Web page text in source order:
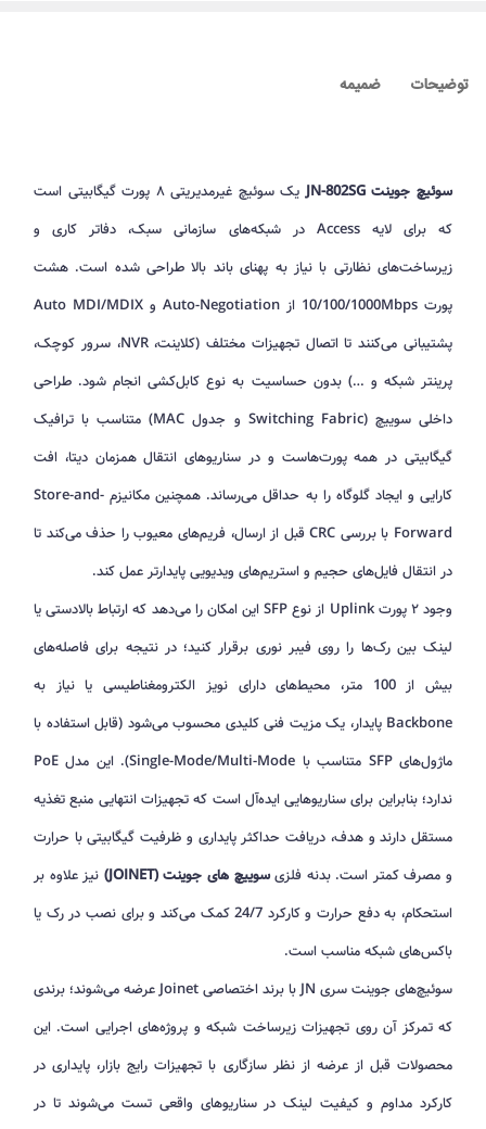
توضیحات ضمیمه
سوئیچ جوینت JN-802SG
یک سوئیچ غیرمدیریتی ۸ پورت گیگابیتی است
که برای لایه Access در شبکه‌های سازمانی سبک، دفاتر کاری و
زیرساخت‌های نظارتی با نیاز به پهنای باند بالا طراحی شده است. هشت
پورت 10/100/1000Mbps از Auto-Negotiation و Auto MDI/MDIX
پشتیبانی می‌کنند تا اتصال تجهیزات مختلف (کلاینت، NVR، سرور کوچک،
پرینتر شبکه و …) بدون حساسیت به نوع کابل‌کشی انجام شود. طراحی
داخلی سوییچ (Switching Fabric و جدول MAC) متناسب با ترافیک
گیگابیتی در همه پورت‌هاست و در سناریوهای انتقال همزمان دیتا، افت
کارایی و ایجاد گلوگاه را به حداقل می‌رساند. همچنین مکانیزم Store-and-
Forward با بررسی CRC قبل از ارسال، فریم‌های معیوب را حذف می‌کند تا
در انتقال فایل‌های حجیم و استریم‌های ویدیویی پایدارتر عمل کند.
وجود ۲ پورت Uplink از نوع SFP این امکان را می‌دهد که ارتباط بالادستی یا
لینک بین رک‌ها را روی فیبر نوری برقرار کنید؛ در نتیجه برای فاصله‌های
بیش از 100 متر، محیط‌های دارای نویز الکترومغناطیسی یا نیاز به
Backbone پایدار، یک مزیت فنی کلیدی محسوب می‌شود (قابل استفاده با
ماژول‌های SFP متناسب با Single-Mode/Multi-Mode). این مدل PoE
ندارد؛ بنابراین برای سناریوهایی ایده‌آل است که تجهیزات انتهایی منبع تغذیه
مستقل دارند و هدف، دریافت حداکثر پایداری و ظرفیت گیگابیتی با حرارت
و مصرف کمتر است. بدنه فلزیسوییچ های جوینت (JOINET)
نیز علاوه بر
استحکام، به دفع حرارت و کارکرد 24/7 کمک می‌کند و برای نصب در رک یا
باکس‌های شبکه مناسب است.
سوئیچ‌های جوینت سری JN با برند اختصاصی Joinet عرضه می‌شوند؛ برندی
که تمرکز آن روی تجهیزات زیرساخت شبکه و پروژه‌های اجرایی است. این
محصولات قبل از عرضه از نظر سازگاری با تجهیزات رایج بازار، پایداری در
کارکرد مداوم و کیفیت لینک در سناریوهای واقعی تست می‌شوند تا در